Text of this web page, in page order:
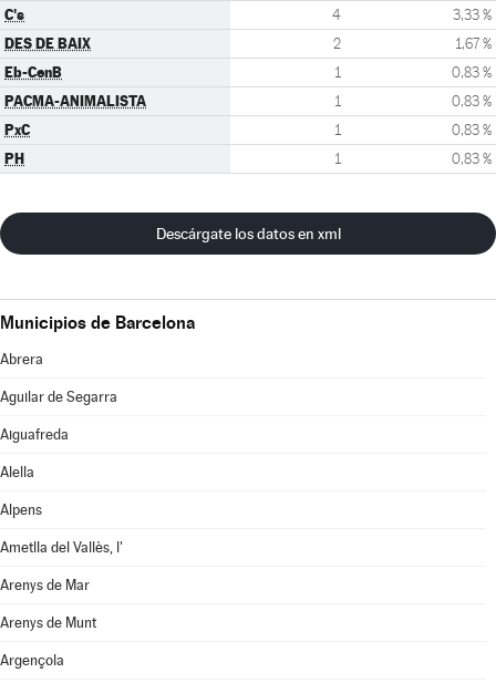
C's 4 3,33 %
DES DE BAIX 2 1,67 %
Eb-CenB 1 0,83 %
PACMA-ANIMALISTA 1 0,83 %
PxC 1 0,83 %
PH 1 0,83 %
Descárgate los datos en xml
Municipios de Barcelona
Abrera
Aguilar de Segarra
Aiguafreda
Alella
Alpens
Ametlla del Vallès, l'
Arenys de Mar
Arenys de Munt
Argençola